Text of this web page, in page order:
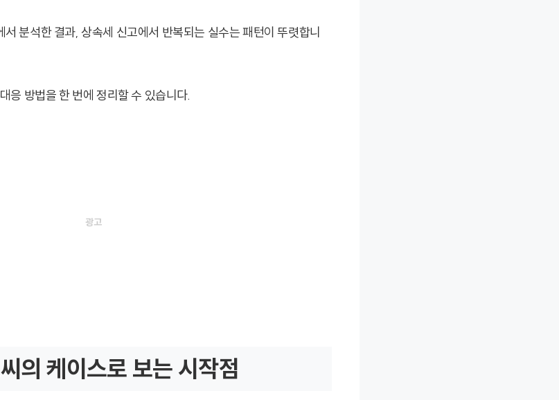
분석한 결과, 상속세 신고에서 반복되는 실수는 패턴이 뚜렷합니
응 방법을 한 번에 정리할 수 있습니다.
의 케이스로 보는 시작점